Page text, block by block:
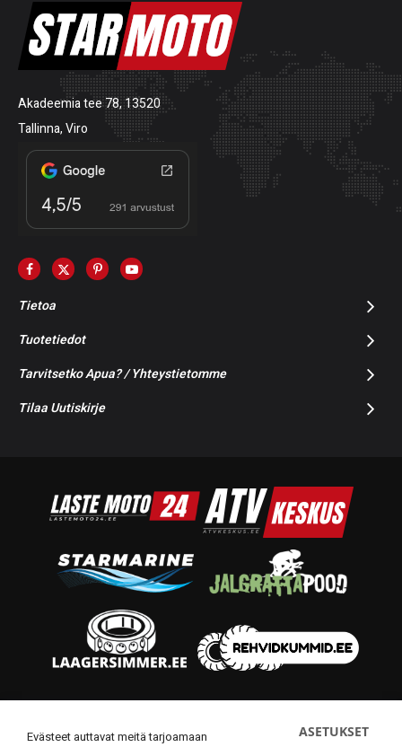
Akadeemia tee 78, 13520
Tallinna, Viro
Tietoa
Tuotetiedot
Tarvitsetko Apua? / Yhteystietomme
Tilaa Uutiskirje
Evästeet auttavat meitä tarjoamaan
ASETUKSET